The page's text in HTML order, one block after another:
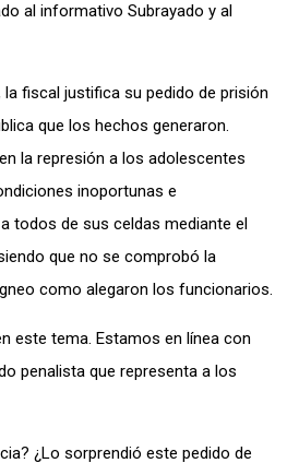
al informativo Subrayado y al
fiscal justifica su pedido de prisión
que los hechos generaron.
la represión a los adolescentes
inoportunas e
todos de sus celdas mediante el
que no se comprobó la
como alegaron los funcionarios.
este tema. Estamos en línea con
penalista que representa a los
¿Lo sorprendió este pedido de